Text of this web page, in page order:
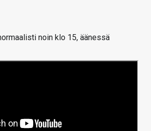
noin klo 15, äänessä